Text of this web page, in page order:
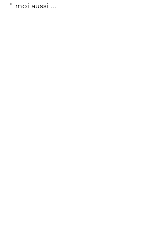
" moi aussi ...